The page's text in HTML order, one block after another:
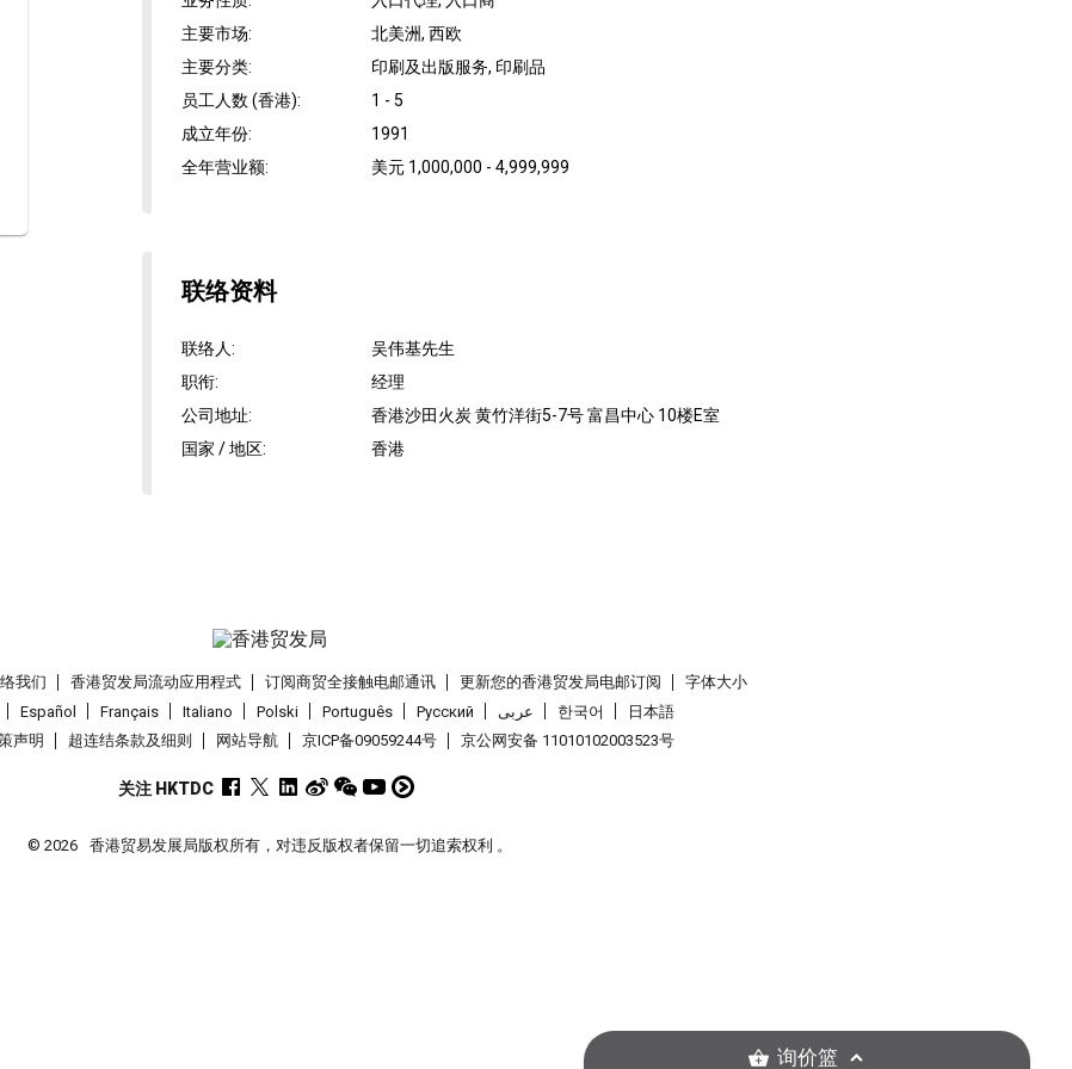
主要市场:
北美洲, 西欧
主要分类:
印刷及出版服务, 印刷品
员工人数 (香港):
1 - 5
成立年份:
1991
全年营业额: 美元 1,000,000 - 4,999,999
联络资料
联络人:
吴伟基先生
职衔:
经理
公司地址:
香港沙田火炭 黄竹洋街5-7号 富昌中心 10楼E室
国家 / 地区: 香港
我们 香港贸发局流动应用程式 订阅商贸全接触电邮通讯 更新您的香港贸发局电邮订阅
字体大小
Español Français Italiano Polski Português Pусский عربى 한국어
日本語
声明 超连结条款及细则 网站导航 京ICP备09059244号 京公网安备 11010102003523号
关注 HKTDC
© 2026 香港贸易发展局版权所有，对违反版权者保留一切追索权利 。
询价篮